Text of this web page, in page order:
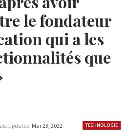
le fondateur
qui a les
que
TECHNOLOGIE
updated Mar 23, 2022